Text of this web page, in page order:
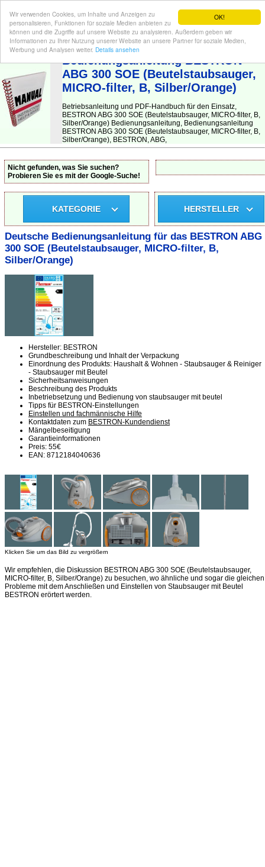
OK!
Wir verwenden Cookies, um Inhalte und Anzeigen zu
personalisieren, Funktionen für soziale Medien anbieten zu
können und die Zugriffe auf unsere Website zu analysieren. Außerdem geben wir
Informationen zu Ihrer Nutzung unserer Website an unsere Partner für soziale Medien,
Werbung und Analysen weiter. Details ansehen
BEDIENUNGSANLEITUNG| Hier finden Sie die deutsche Anleitung!
Bedienungsanleitung BESTRON
ABG 300 SOE (Beutelstaubsauger,
MICRO-filter, B, Silber/Orange)
Betriebsanleitung und PDF-Handbuch für den Einsatz,
BESTRON ABG 300 SOE (Beutelstaubsauger, MICRO-filter, B,
Silber/Orange) Bedienungsanleitung, Bedienungsanleitung
BESTRON ABG 300 SOE (Beutelstaubsauger, MICRO-filter, B,
Silber/Orange), BESTRON, ABG,
Nicht gefunden, was Sie suchen?
Probieren Sie es mit der Google-Suche!
KATEGORIE HERSTELLER
Deutsche Bedienungsanleitung für das BESTRON ABG
300 SOE (Beutelstaubsauger, MICRO-filter, B,
Silber/Orange)
Hersteller: BESTRON
Grundbeschreibung und Inhalt der Verpackung
Einordnung des Produkts: Haushalt & Wohnen - Staubsauger & Reiniger
- Staubsauger mit Beutel
Sicherheitsanweisungen
Beschreibung des Produkts
Inbetriebsetzung und Bedienung von staubsauger mit beutel
Tipps für BESTRON-Einstellungen
Einstellen und fachmännische Hilfe
Kontaktdaten zum BESTRON-Kundendienst
Mängelbeseitigung
Garantieinformationen
Preis: 55€
EAN: 8712184040636
Klicken Sie um das Bild zu vergrößern
Wir empfehlen, die Diskussion BESTRON ABG 300 SOE (Beutelstaubsauger,
MICRO-filter, B, Silber/Orange) zu besuchen, wo ähnliche und sogar die gleichen
Probleme mit dem Anschließen und Einstellen von Staubsauger mit Beutel
BESTRON erörtert werden.